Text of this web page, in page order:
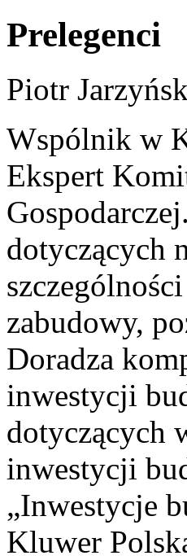
Prelegenci
Piotr
Wspólnik w
Ekspert
dotyczących
zabudowy,
Doradza
inwestycji
dotyczących
inwestycji
„Inwestycje
Kluwer